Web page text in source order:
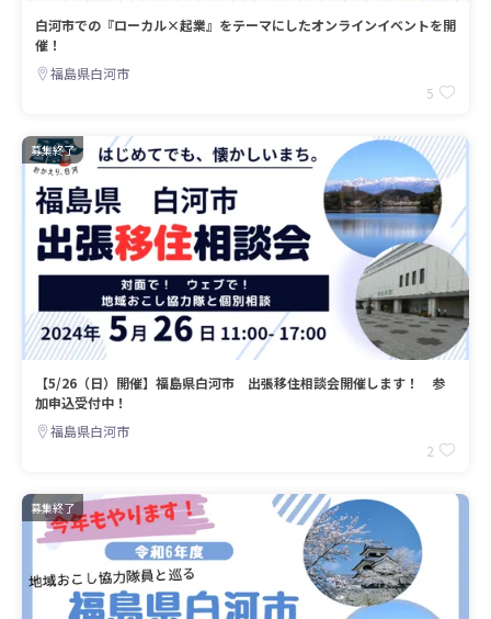
白河市での『ローカル×起業』をテーマにしたオンラインイベントを開
催！
福島県白河市
5
募集終了
【5/26（日）開催】福島県白河市 出張移住相談会開催します！ 参
加申込受付中！
福島県白河市
2
募集終了